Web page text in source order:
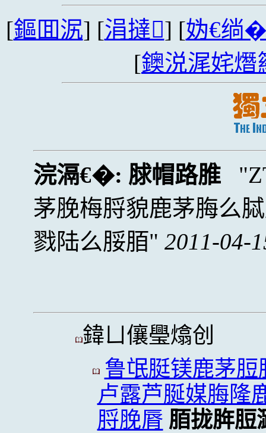
[鏂囬泦] [涓撻] [妫€绱
[鐭涚浘姹熸
浣滆€�: 脙帽路脽
茅脕梅脟貌鹿茅脢么
戮陆么脮脜
2011-04-
鍏ㄩ儴璺熻创
鲁氓脡镁鹿茅
卢露芦脠媒脢隆
脟脕脣 脜拢脌脰